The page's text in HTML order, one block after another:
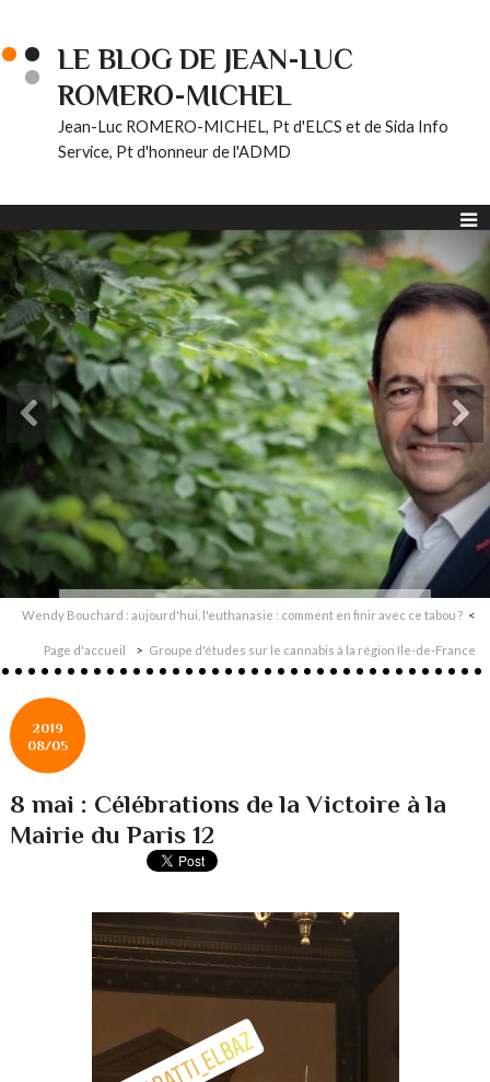
LE BLOG DE JEAN-LUC
ROMERO-MICHEL
Jean-Luc ROMERO-MICHEL, Pt d'ELCS et de Sida Info
Service, Pt d'honneur de l'ADMD
Wendy Bouchard : aujourd'hui, l'euthanasie : comment en finir avec ce tabou ?
Page d'accueil Groupe d'études sur le cannabis à la région Ile-de-France
2019
08/05
8 mai : Célébrations de la Victoire à la
Mairie du Paris 12